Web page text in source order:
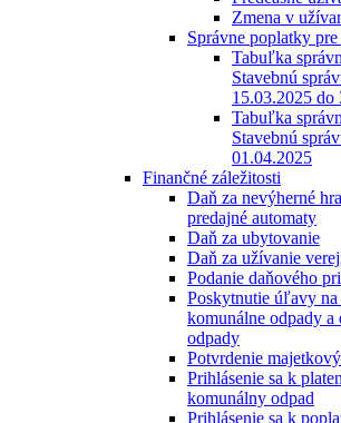
Zmena v
Správne poplatky
Tabuľka
Stavebnú
15.03.2025 do
Tabuľka
Stavebnú
01.04.2025
Finančné záležitosti
Daň za nevýherné
predajné automaty
Daň za ubytovanie
Daň za užívanie
Podanie daňového
Poskytnutie úľavy na
komunálne odpady a
odpady
Potvrdenie
Prihlásenie sa k
komunálny odpad
Prihlásenie sa k